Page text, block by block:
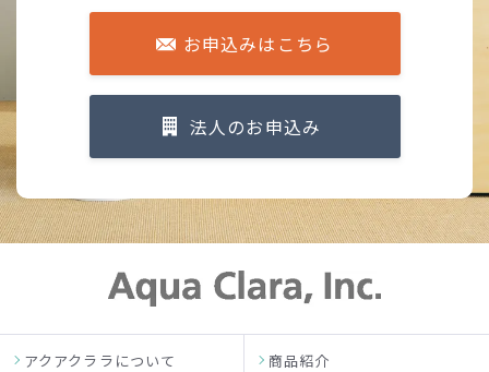
お申込みはこちら
法人のお申込み
アクアクララについて 商品紹介